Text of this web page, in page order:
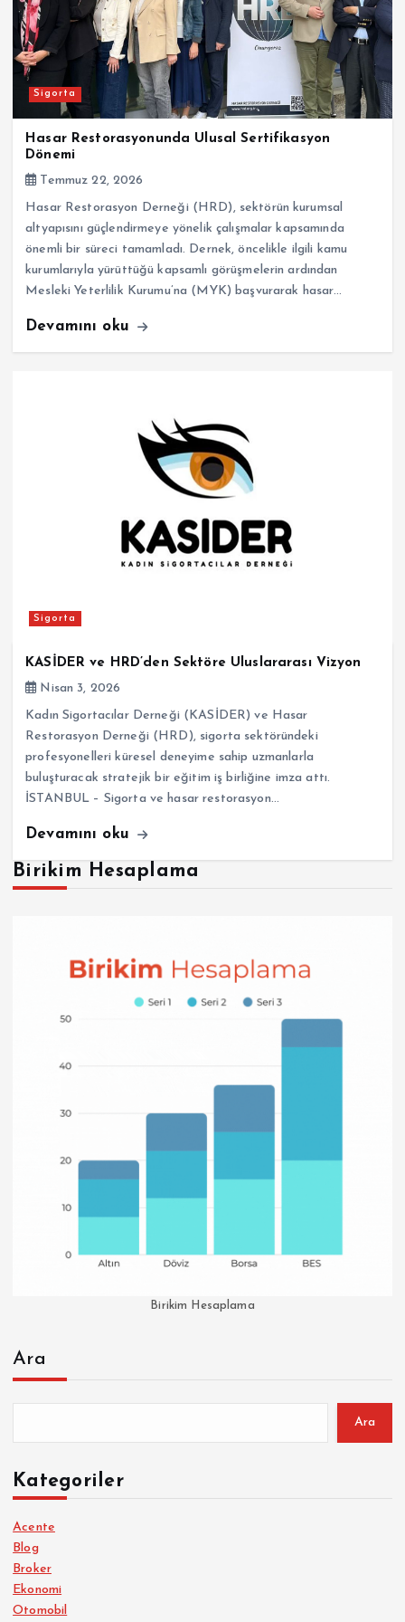
Sigorta
Hasar Restorasyonunda Ulusal Sertifikasyon
Dönemi
Temmuz 22, 2026
Hasar Restorasyon Derneği (HRD), sektörün kurumsal
altyapısını güçlendirmeye yönelik çalışmalar kapsamında
önemli bir süreci tamamladı. Dernek, öncelikle ilgili kamu
kurumlarıyla yürüttüğü kapsamlı görüşmelerin ardından
Mesleki Yeterlilik Kurumu’na (MYK) başvurarak hasar…
Devamını oku
Sigorta
KASİDER ve HRD’den Sektöre Uluslararası Vizyon
Nisan 3, 2026
Kadın Sigortacılar Derneği (KASİDER) ve Hasar
Restorasyon Derneği (HRD), sigorta sektöründeki
profesyonelleri küresel deneyime sahip uzmanlarla
buluşturacak stratejik bir eğitim iş birliğine imza attı.
İSTANBUL – Sigorta ve hasar restorasyon…
Devamını oku
Birikim Hesaplama
Birikim Hesaplama
Ara
Ara
Kategoriler
Acente
Blog
Broker
Ekonomi
Otomobil